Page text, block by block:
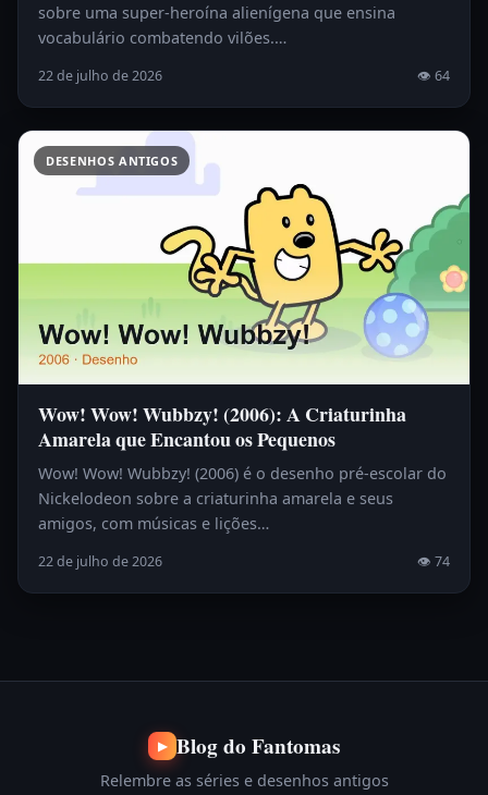
sobre uma super-heroína alienígena que ensina
vocabulário combatendo vilões.…
22 de julho de 2026 👁 64
DESENHOS ANTIGOS
Wow! Wow! Wubbzy! (2006): A Criaturinha
Amarela que Encantou os Pequenos
Wow! Wow! Wubbzy! (2006) é o desenho pré-escolar do
Nickelodeon sobre a criaturinha amarela e seus
amigos, com músicas e lições…
22 de julho de 2026 👁 74
▶ Blog do Fantomas
Relembre as séries e desenhos antigos